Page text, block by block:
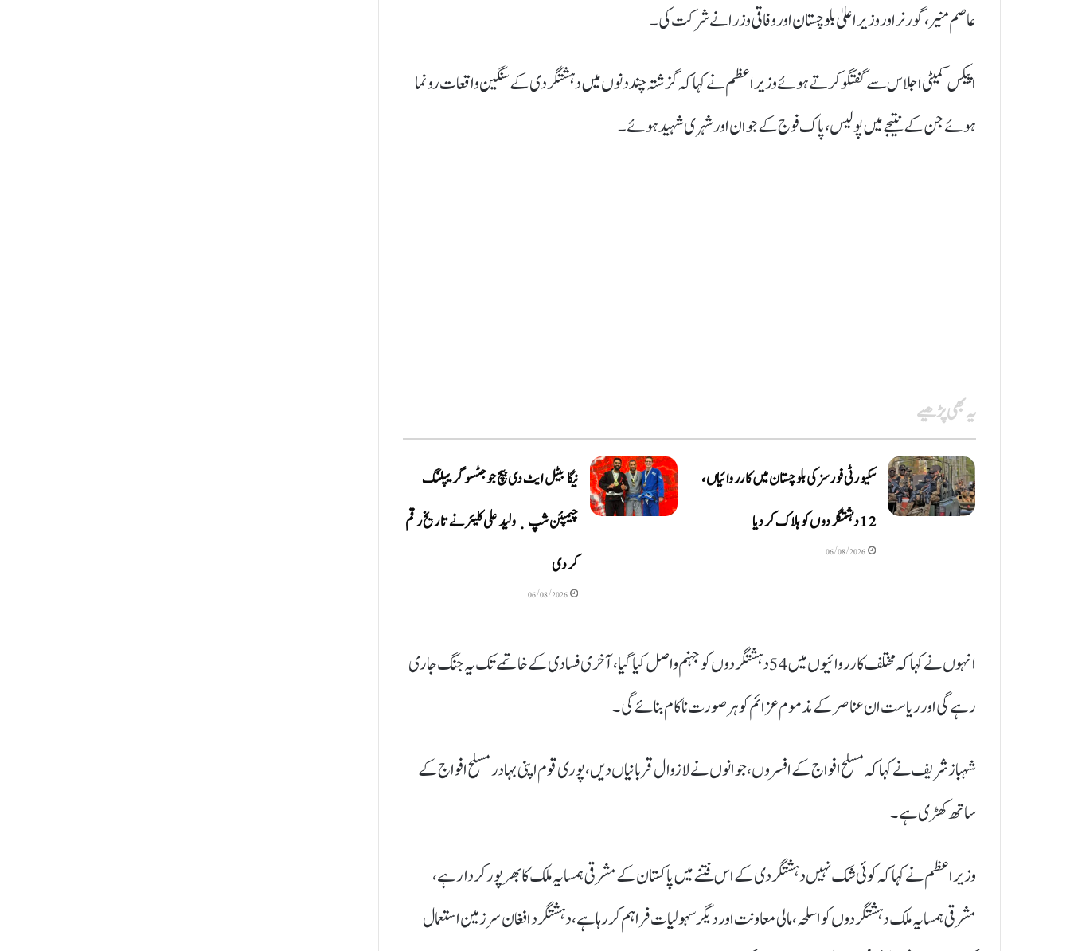
عاصم منیر، گورنر اور وزیراعلیٰ بلوچستان اور وفاقی وزرا نے شرکت کی۔
اپیکس کمیٹی اجلاس سے گفتگو کرتے ہوئے وزیراعظم نے کہا کہ گزشتہ چند دنوں میں دہشتگردی کے سنگین واقعات رونما
ہوئے جن کے نتیجے میں پولیس، پاک فوج کے جوان اور شہری شہید ہوئے۔
یہ بھی پڑھیے
سکیورٹی فورسز کی بلوچستان میں کارروائیاں،
12 دہشتگردوں کو ہلاک کردیا
06/08/2026
نیگا بیٹل ایٹ دی بیچ جوجٹسو گریپلنگ
چیمپئن شپ ٜ ولید علی کلیئر نے تاریخ رقم
کر دی
06/08/2026
انہوں نے کہا کہ مختلف کارروائیوں میں54 دہشتگردوں کو جہنم واصل کیاگیا، آخری فسادی کے خاتمے تک یہ جنگ جاری
رہے گی اور ریاست ان عناصر کے مذموم عزائم کو ہر صورت ناکام بنائے گی۔
شہباز شریف نے کہا کہ مسلح افواج کے افسروں، جوانوں نے لازوال قربانیاں دیں، پوری قوم اپنی بہادر مسلح افواج کے
ساتھ کھڑی ہے ۔
وزیراعظم نے کہا کہ کوئی شک نہیں دہشتگردی کے اس فتنے میں پاکستان کے مشرقی ہمسایہ ملک کا بھرپور کردار ہے،
مشرقی ہمسایہ ملک دہشتگردوں کو اسلحہ، مالی معاونت اور دیگر سہولیات فراہم کر رہا ہے، دہشتگرد افغان سرزمین استعمال